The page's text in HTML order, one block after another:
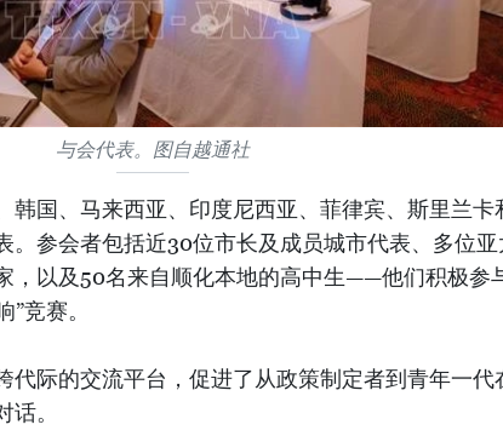
与会代表。图自越通社
韩国、马来西亚、印度尼西亚、菲律宾、斯里兰卡
。参会者包括近30位市长及成员城市代表、多位
，以及50名来自顺化本地的高中生——他们积极参
竞赛。
代际的交流平台，促进了从政策制定者到青年一代
。